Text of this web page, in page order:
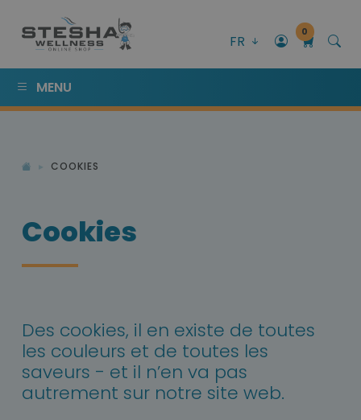
FR
0
MENU
COOKIES
Cookies
Des cookies, il en existe de toutes
les couleurs et de toutes les
saveurs - et il n’en va pas
autrement sur notre site web.